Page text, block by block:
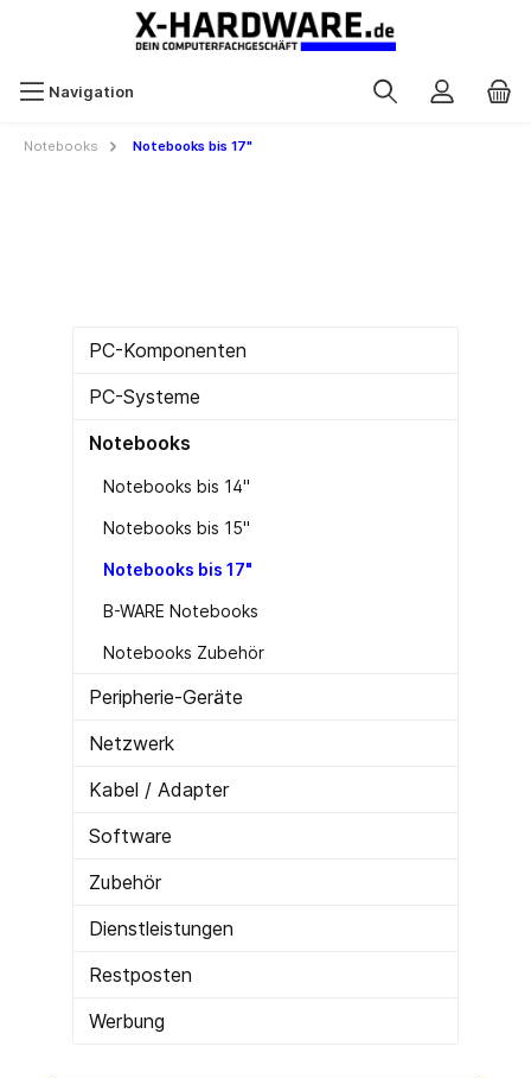
Navigation
Notebooks Notebooks bis 17"
PC-Komponenten
PC-Systeme
Notebooks
Notebooks bis 14"
Notebooks bis 15"
Notebooks bis 17"
B-WARE Notebooks
Notebooks Zubehör
Peripherie-Geräte
Netzwerk
Kabel / Adapter
Software
Zubehör
Dienstleistungen
Restposten
Werbung